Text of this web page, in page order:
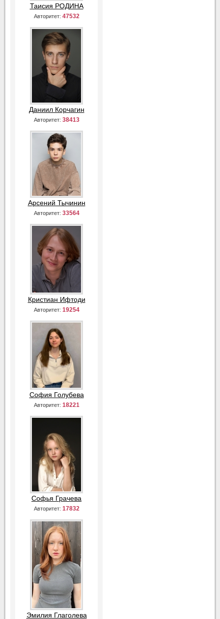
Таисия РОДИНА
Авторитет: 47532
Даниил Корчагин
Авторитет: 38413
Арсений Тычинин
Авторитет: 33564
Кристиан Ифтоди
Авторитет: 19254
София Голубева
Авторитет: 18221
Софья Грачева
Авторитет: 17832
Эмилия Глаголева